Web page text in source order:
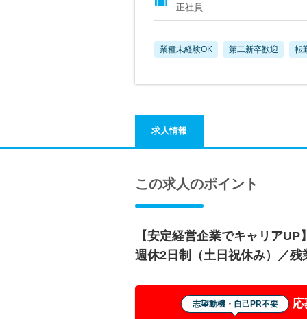
正社員
業種未経験OK 第二新卒歓迎 転
求人情報
この求人のポイント
【安定経営企業でキャリア
週休2日制（土日祝休み）／残
志望動機・自己PR不要